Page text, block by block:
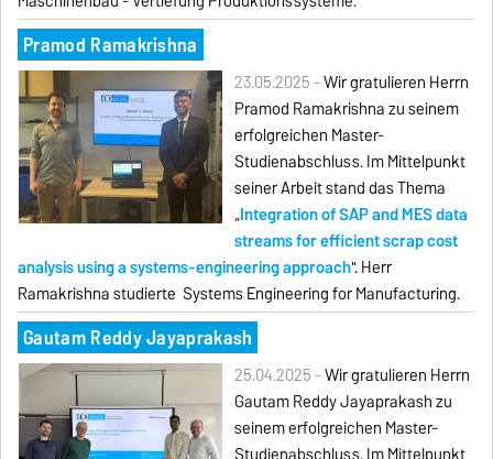
Pramod Ramakrishna
23.05.2025 -Wir gratulieren Herrn
Pramod Ramakrishna zu seinem
erfolgreichen Master-
Studienabschluss. Im Mittelpunkt
seiner Arbeit stand das Thema
„Integration of SAP and MES data
streams for efficient scrap cost
analysis using a systems-engineering approach". Herr
Ramakrishna studierte Systems Engineering for Manufacturing.
Gautam Reddy Jayaprakash
25.04.2025 -Wir gratulieren Herrn
Gautam Reddy Jayaprakash zu
seinem erfolgreichen Master-